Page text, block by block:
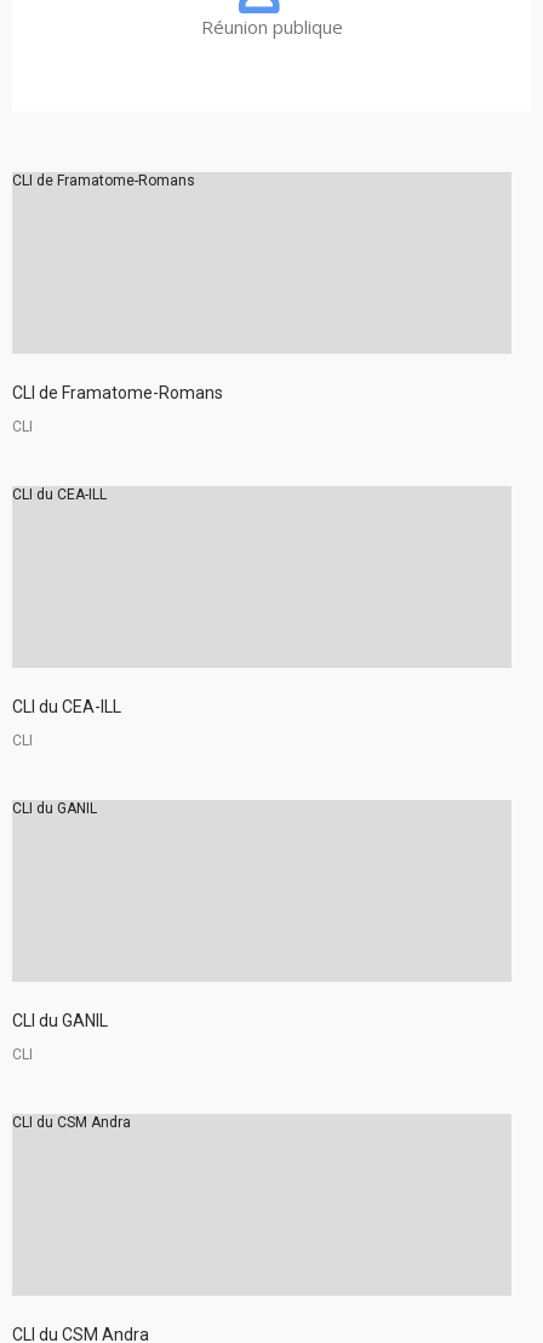
Réunion publique
CLI de Framatome-Romans
CLI de Framatome-Romans
CLI
CLI du CEA-ILL
CLI du CEA-ILL
CLI
CLI du GANIL
CLI du GANIL
CLI
CLI du CSM Andra
CLI du CSM Andra